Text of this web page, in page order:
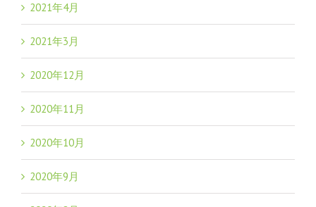
2021年4月
2021年3月
2020年12月
2020年11月
2020年10月
2020年9月